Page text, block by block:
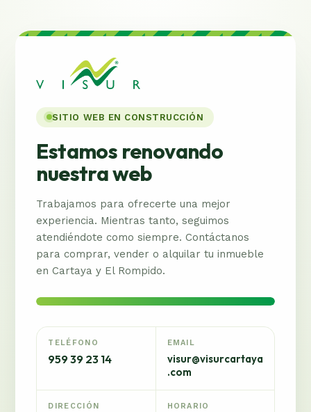
SITIO WEB EN CONSTRUCCIÓN
Estamos renovando
nuestra web
Trabajamos para ofrecerte una mejor
experiencia. Mientras tanto, seguimos
atendiéndote como siempre. Contáctanos
para comprar, vender o alquilar tu inmueble
en Cartaya y El Rompido.
TELÉFONO
959 39 23 14
EMAIL
visur@visurcartaya
.com
DIRECCIÓN HORARIO